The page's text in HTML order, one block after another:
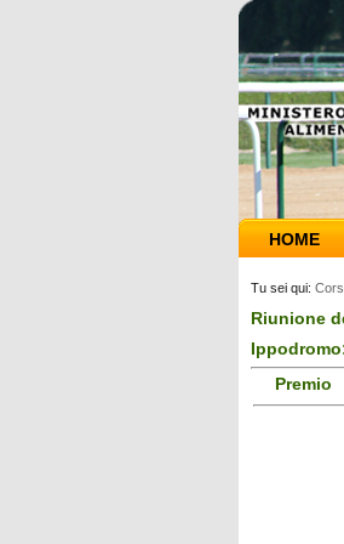
HOME
Tu sei qui:
Riunione
Premio